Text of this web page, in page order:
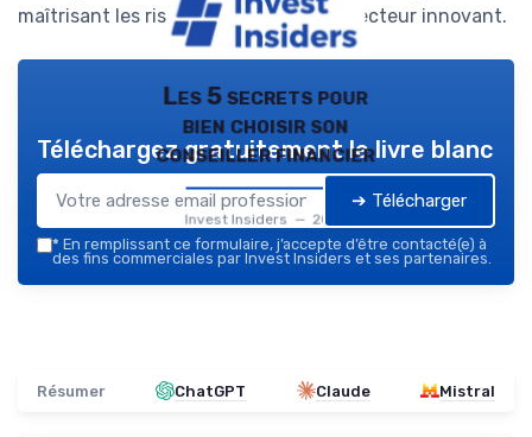
maîtrisant les risques inhérents à ce secteur innovant.
Les 5 secrets pour
bien choisir son
conseiller financier
Invest Insiders — 2026
Téléchargez gratuitement le livre blanc
➔ Télécharger
* En remplissant ce formulaire, j’accepte d’être contacté(e) à
des fins commerciales par Invest Insiders et ses partenaires.
Résumer ChatGPT Claude Mistral